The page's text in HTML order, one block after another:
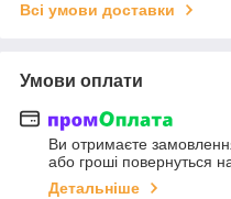
Всі умови доставки
Умови оплати
Ви отримаєте
або гроші повернуться
Детальніше